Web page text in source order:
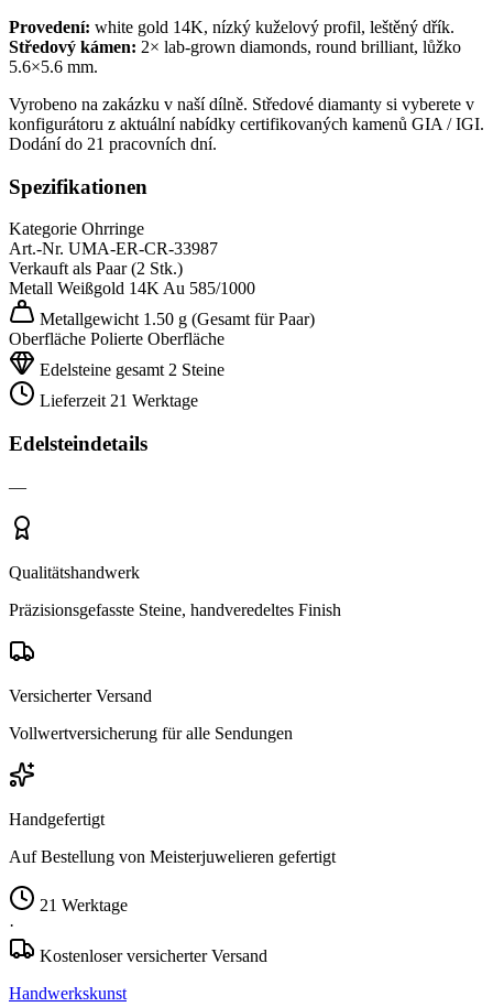
Provedení: white gold 14K, nízký kuželový profil, leštěný dřík.
Středový kámen: 2× lab-grown diamonds, round brilliant, lůžko
5.6×5.6 mm.
Vyrobeno na zakázku v naší dílně. Středové diamanty si vyberete v
konfigurátoru z aktuální nabídky certifikovaných kamenů GIA / IGI.
Dodání do 21 pracovních dní.
Spezifikationen
Kategorie Ohrringe
Art.-Nr. UMA-ER-CR-33987
Verkauft als Paar (2 Stk.)
Metall Weißgold 14KAu 585/1000
Metallgewicht 1.50 g (Gesamt für Paar)
Oberfläche Polierte Oberfläche
Edelsteine gesamt 2 Steine
Lieferzeit 21 Werktage
Edelsteindetails
—
Qualitätshandwerk
Präzisionsgefasste Steine, handveredeltes Finish
Versicherter Versand
Vollwertversicherung für alle Sendungen
Handgefertigt
Auf Bestellung von Meisterjuwelieren gefertigt
21 Werktage
·
Kostenloser versicherter Versand
Handwerkskunst